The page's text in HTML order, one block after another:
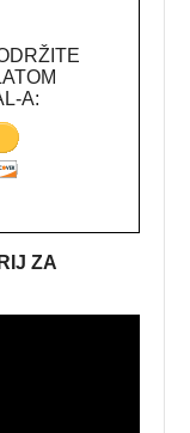
A:
ZA